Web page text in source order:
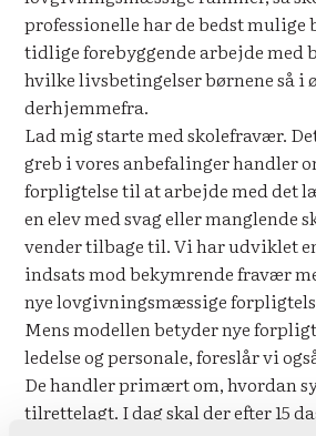
professionelle har de bedst mulige
tidlige forebyggende arbejde med
hvilke livsbetingelser børnene så i
derhjemmefra.
Lad mig starte med skolefravær.
greb i vores anbefalinger handler
forpligtelse til at arbejde med det
en elev med svag eller manglende
vender tilbage til. Vi har udviklet
indsats mod bekymrende fravær
nye lovgivningsmæssige
Mens modellen betyder nye
ledelse og personale, foreslår vi
De handler primært om, hvordan
tilrettelagt. I dag skal der efter 15